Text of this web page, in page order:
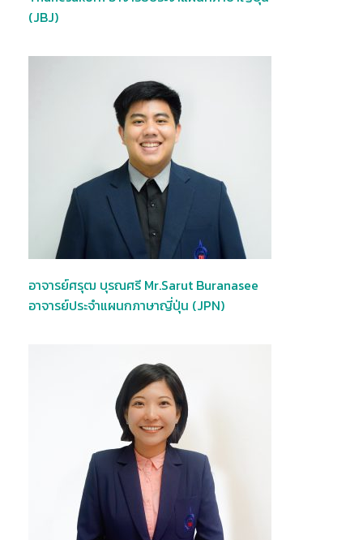
(JBJ)
อาจารย์ศรุฒ บุรณศรี Mr.Sarut Buranasee
อาจารย์ประจำแผนกภาษาญี่ปุ่น (JPN)